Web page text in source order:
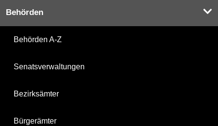
Behörden
Behörden A-Z
Senatsverwaltungen
Bezirksämter
Bürgerämter